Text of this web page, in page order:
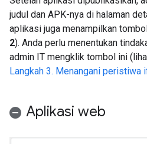
judul dan APK-nya di halaman
aplikasi juga menampilkan
2). Anda perlu menentukan
admin IT mengklik tombol ini
Langkah 3. Menangani peristiwa
Aplikasi web